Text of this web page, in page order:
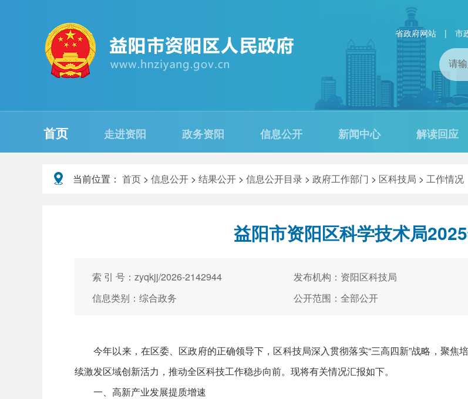
省政府网站 | 市
首页 走进资阳 政务资阳 信息公开 新闻中心 解读回应
当前位置： 首页 > 信息公开 > 结果公开 > 信息公开目录 > 政府工作部门 > 区科技局 > 工作情况
益阳市资阳区科学技术局
索 引 号：zyqkjj/2026-2142944 发布机构：资阳区科技局
信息类别：综合政务
公开范围：全部公开
今年以来，在区委、区政府的正确领导下，区科技局深入贯彻落实“三高四新”战略，聚焦
续激发区域创新活力，推动全区科技工作稳步向前。现将有关情况汇报如下。
一、高新产业发展提质增速